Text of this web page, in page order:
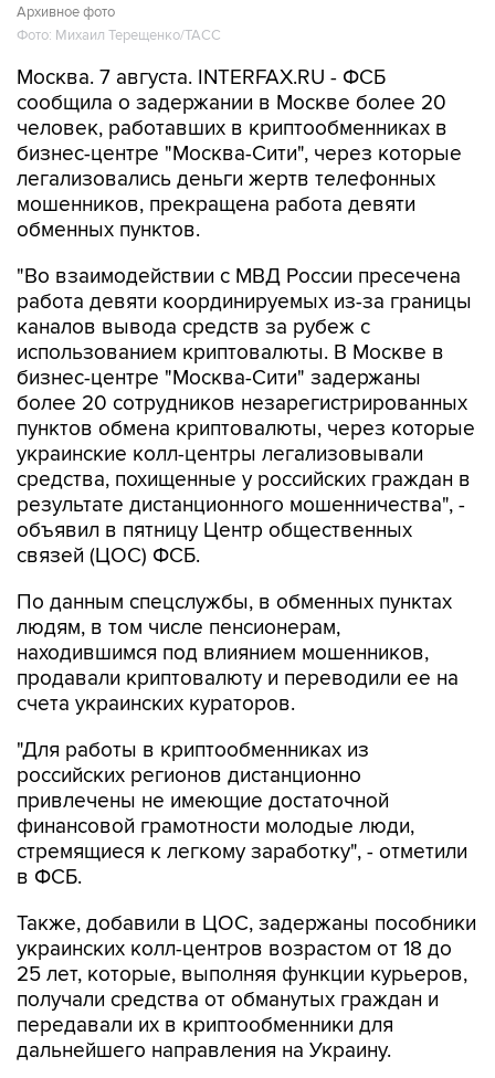
Архивное фото
Фото: Михаил Терещенко/ТАСС
Москва. 7 августа. INTERFAX.RU - ФСБ
сообщила о задержании в Москве более 20
человек, работавших в криптообменниках в
бизнес-центре "Москва-Сити", через которые
легализовались деньги жертв телефонных
мошенников, прекращена работа девяти
обменных пунктов.
"Во взаимодействии с МВД России пресечена
работа девяти координируемых из-за границы
каналов вывода средств за рубеж с
использованием криптовалюты. В Москве в
бизнес-центре "Москва-Сити" задержаны
более 20 сотрудников незарегистрированных
пунктов обмена криптовалюты, через которые
украинские колл-центры легализовывали
средства, похищенные у российских граждан в
результате дистанционного мошенничества", -
объявил в пятницу Центр общественных
связей (ЦОС) ФСБ.
По данным спецслужбы, в обменных пунктах
людям, в том числе пенсионерам,
находившимся под влиянием мошенников,
продавали криптовалюту и переводили ее на
счета украинских кураторов.
"Для работы в криптообменниках из
российских регионов дистанционно
привлечены не имеющие достаточной
финансовой грамотности молодые люди,
стремящиеся к легкому заработку", - отметили
в ФСБ.
Также, добавили в ЦОС, задержаны пособники
украинских колл-центров возрастом от 18 до
25 лет, которые, выполняя функции курьеров,
получали средства от обманутых граждан и
передавали их в криптообменники для
дальнейшего направления на Украину.